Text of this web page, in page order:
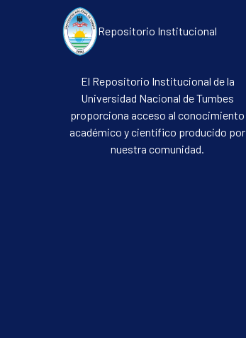
Repositorio Institucional
El Repositorio Institucional de la
Universidad Nacional de Tumbes
proporciona acceso al conocimiento
académico y científico producido por
nuestra comunidad.